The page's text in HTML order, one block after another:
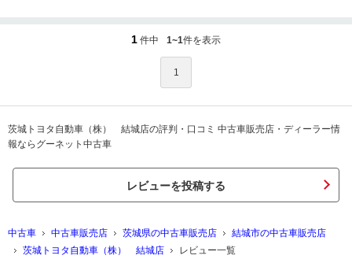
1 件中 1~1件を表示
1
茨城トヨタ自動車（株） 結城店の評判・口コミ 中古車販売店・ディーラー情
報ならグーネット中古車
レビューを投稿する
中古車 中古車販売店 茨城県の中古車販売店
結城市の中古車販売店
茨城トヨタ自動車（株） 結城店
レビュー一覧